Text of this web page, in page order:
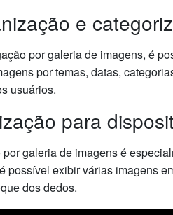
e
por galeria de imagens, é
por temas, datas,
usuários.
para
galeria de imagens é
possível exibir várias imagens
dos dedos.